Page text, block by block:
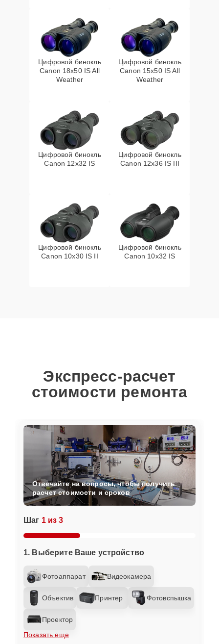
Цифровой бинокль
Canon 18x50 IS All
Weather
Цифровой бинокль
Canon 15x50 IS All
Weather
Цифровой бинокль
Canon 12x32 IS
Цифровой бинокль
Canon 12x36 IS III
Цифровой бинокль
Canon 10x30 IS II
Цифровой бинокль
Canon 10x32 IS
Экспресс-расчет
стоимости ремонта
Шаг 1 из 3
1. Выберите Ваше устройство
Фотоаппарат Видеокамера
Объектив Принтер Фотовспышка
Проектор
Показать еще
Отвечайте на вопросы, чтобы получить
расчет стоимости и сроков